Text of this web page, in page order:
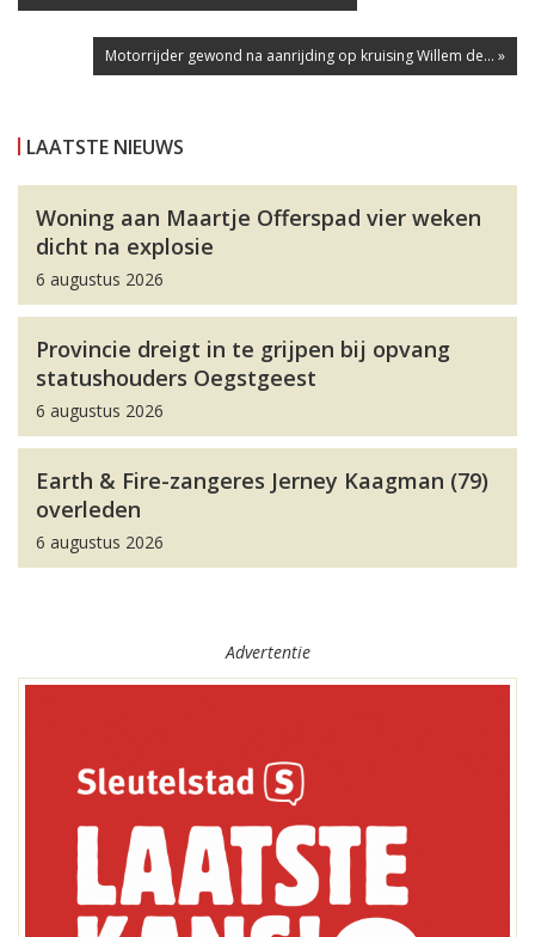
Motorrijder gewond na aanrijding op kruising Willem de... »
LAATSTE NIEUWS
Woning aan Maartje Offerspad vier weken
dicht na explosie
6 augustus 2026
Provincie dreigt in te grijpen bij opvang
statushouders Oegstgeest
6 augustus 2026
Earth & Fire-zangeres Jerney Kaagman (79)
overleden
6 augustus 2026
Advertentie